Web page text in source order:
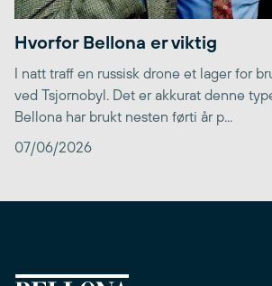
Hvorfor Bellona er viktig
I natt traff en russisk drone et lager for
ved Tsjornobyl. Det er akkurat denne
Bellona har brukt nesten førti år p...
07/06/2026